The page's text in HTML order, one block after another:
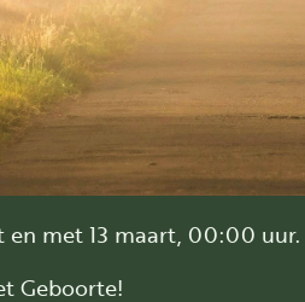
en met 13 maart, 00:00 uur.
Geboorte!